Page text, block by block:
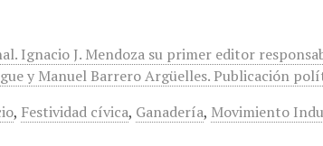
Ignacio J. Mendoza su primer editor
y Manuel Barrero Argüelles. Publicación
, Festividad cívica, Ganadería, Movimiento